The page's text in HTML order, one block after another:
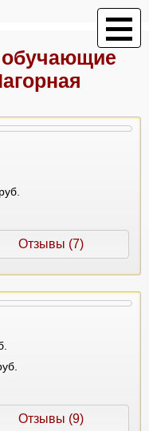
обучающие
Отзывы (7)
Отзывы (9)